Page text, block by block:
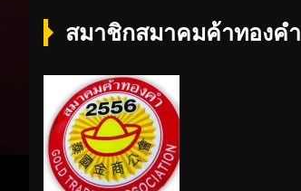
สมาชิกสมาคมค้าทองคำ